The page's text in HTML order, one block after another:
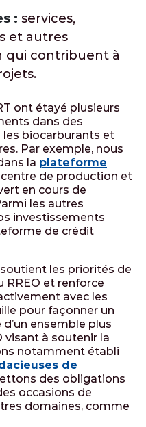
: services,
et autres
qui contribuent à
ont étayé plusieurs
dans des
les biocarburants et
Par exemple, nous
la plateforme
de production et
en cours de
les autres
investissements
de crédit
les priorités de
RREO et renforce
avec les
pour façonner un
ensemble plus
visant à soutenir la
notamment établi
de
des obligations
occasions de
domaines, comme